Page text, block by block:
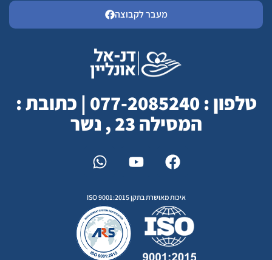
מעבר לקבוצה
טלפון : 077-2085240 | כתובת :
המסילה 23 , נשר
איכות מאושרת בתקן ISO 9001:2015